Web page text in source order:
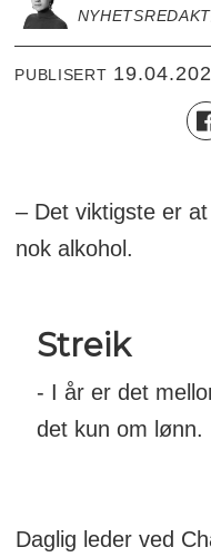
PUBLISERT
– Det viktigste er
nok alkohol.
Streik
- I år er det
det kun om lønn.
NHO ble 22 947
Daglig leder ved